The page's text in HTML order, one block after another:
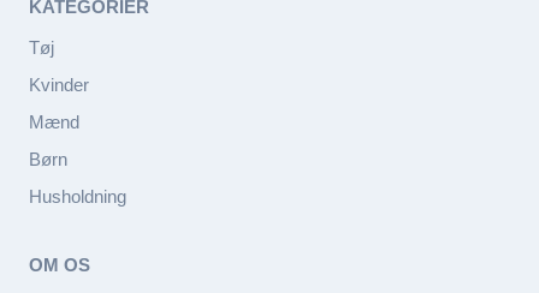
KATEGORIER
Tøj
Kvinder
Mænd
Børn
Husholdning
OM OS